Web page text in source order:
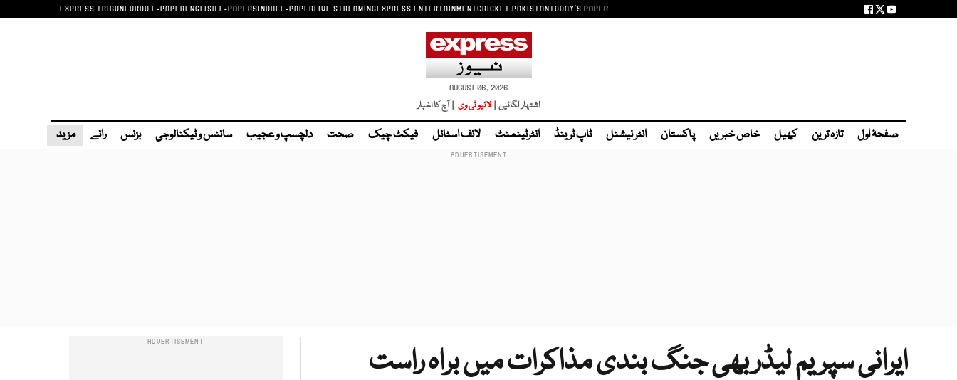
EXPRESS TRIBUNEURDU E-PAPERENGLISH E-PAPERSINDHI E-PAPERLIVE STREAMINGEXPRESS ENTERTAINMENTCRICKET PAKISTANTODAY'S PAPER
AUGUST 06, 2026
اشتہار لگائیں | لائیو ٹی وی | آج کا اخبار
صفحۂ اول تازہ ترین کھیل خاص خبریں پاکستان انٹر نیشنل ٹاپ ٹرینڈ انٹرٹینمنٹ لائف اسٹائل فیکٹ چیک صحت دلچسپ و عجیب سائنس و ٹیکنالوجی بزنس رائے مزید
ایرانی سپریم لیڈر بھی جنگ بندی مذاکرات میں براہ راست